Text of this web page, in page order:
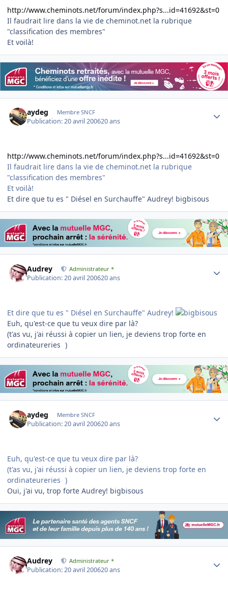
http://www.cheminots.net/forum/index.php?s...id=41692&st=0
Il faudrait lire dans la vie de cheminot.net la rubrique
"classification des membres"
Et voilà!
aydeg Membre SNCF
Publication:20 avril 200620 ans
http://www.cheminots.net/forum/index.php?s...id=41692&st=0
Il faudrait lire dans la vie de cheminot.net la rubrique
"classification des membres"
Et voilà!
Et dire que tu es " Diésel en Surchauffe" Audrey! bigbisous
Audrey Administrateur *
Publication:20 avril 200620 ans
Et dire que tu es " Diésel en Surchauffe" Audrey!
Euh, qu'est-ce que tu veux dire par là?
(t'as vu, j'ai réussi à copier un lien, je deviens trop forte en
ordinateureries )
aydeg Membre SNCF
Publication:20 avril 200620 ans
Euh, qu'est-ce que tu veux dire par là?
(t'as vu, j'ai réussi à copier un lien, je deviens trop forte en
ordinateureries )
Oui, j'ai vu, trop forte Audrey! bigbisous
Audrey Administrateur *
Publication:20 avril 200620 ans